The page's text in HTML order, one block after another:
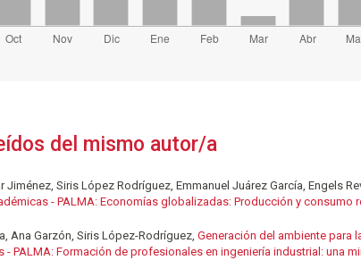
del mismo autor/a
Jiménez, Siris López Rodríguez, Emmanuel Juárez García, Engels
- PALMA: Economías globalizadas: Producción y consumo
Ana Garzón, Siris López-Rodríguez, Generación del ambiente para
- PALMA: Formación de profesionales en ingeniería industrial: una